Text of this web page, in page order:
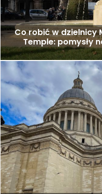
Co robić w dzielnicy
Temple: pomysły